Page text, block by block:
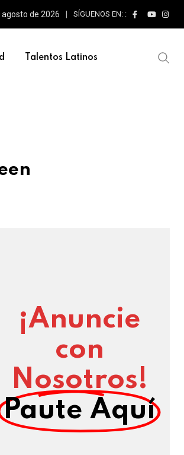
agosto de 2026 SÍGUENOS EN: :
Talentos Latinos
¡Anuncie
con
Nosotros!
Paute Aquí